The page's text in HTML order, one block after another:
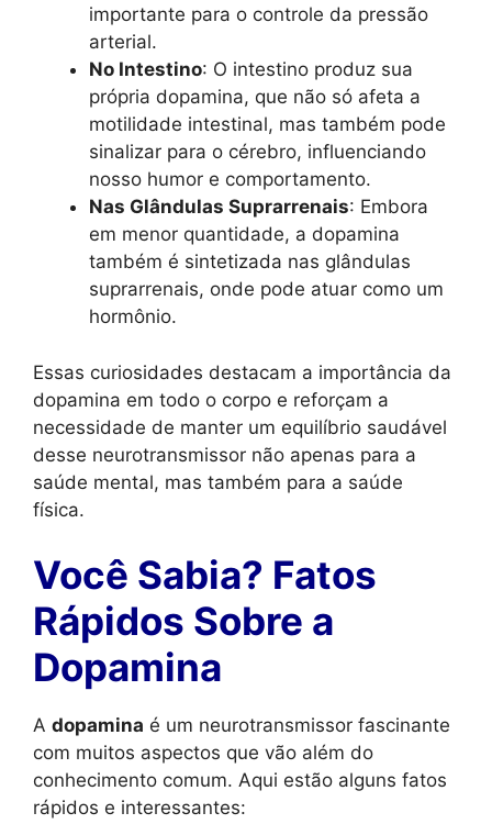
importante para o controle da pressão
arterial.
No Intestino: O intestino produz sua
própria dopamina, que não só afeta a
motilidade intestinal, mas também pode
sinalizar para o cérebro, influenciando
nosso humor e comportamento.
Nas Glândulas Suprarrenais: Embora
em menor quantidade, a dopamina
também é sintetizada nas glândulas
suprarrenais, onde pode atuar como um
hormônio.
Essas curiosidades destacam a importância da
dopamina em todo o corpo e reforçam a
necessidade de manter um equilíbrio saudável
desse neurotransmissor não apenas para a
saúde mental, mas também para a saúde
física.
Você Sabia? Fatos
Rápidos Sobre a
Dopamina
A dopamina é um neurotransmissor fascinante
com muitos aspectos que vão além do
conhecimento comum. Aqui estão alguns fatos
rápidos e interessantes: